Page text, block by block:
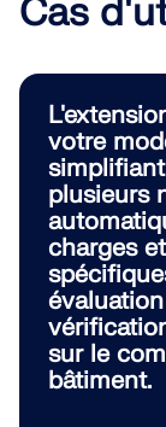
Cas
votre
plusieurs
charges
sur le
bâtiment.